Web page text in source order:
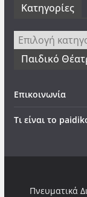
Kατηγορίες
Kατηγορίες
Παιδικό
Επικοινωνία
Τι είναι το
Πνευματικά